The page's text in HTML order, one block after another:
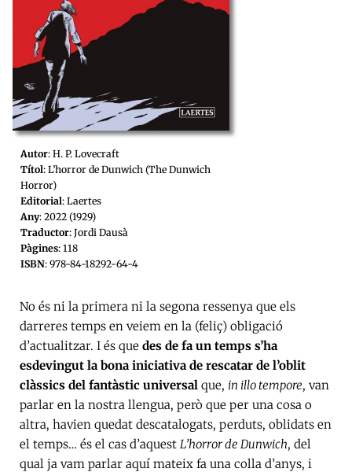
Autor: H. P. Lovecraft
Títol : L’horror de Dunwich (The Dunwich
Horror)
Editorial : Laertes
Any: 2022 (1929)
Traductor: Jordi Dausà
Pàgines: 118
ISBN: 978-84-18292-64-4
No és ni la primera ni la segona ressenya que els
darreres temps en veiem en la (feliç) obligació
d’actualitzar. I és que des de fa un temps s’ha
esdevingut la bona iniciativa de rescatar de l’oblit
clàssics del fantàstic universal que, in illo tempore, van
parlar en la nostra llengua, però que per una cosa o
altra, havien quedat descatalogats, perduts, oblidats en
el temps… és el cas d’aquest L’horror de Dunwich, del
qual ja vam parlar aquí mateix fa una colla d’anys, i